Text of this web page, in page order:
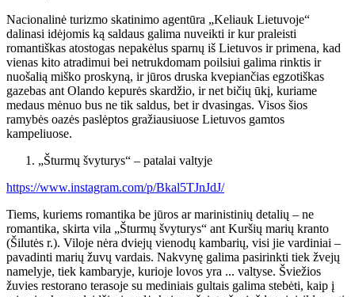
Nacionalinė turizmo skatinimo agentūra „Keliauk Lietuvoje“
dalinasi idėjomis ką saldaus galima nuveikti ir kur praleisti
romantiškas atostogas nepakėlus sparnų iš Lietuvos ir primena, kad
vienas kito atradimui bei netrukdomam poilsiui galima rinktis ir
nuošalią miško proskyną, ir jūros druska kvepiančias egzotiškas
gazebas ant Olando kepurės skardžio, ir net bičių ūkį, kuriame
medaus mėnuo bus ne tik saldus, bet ir dvasingas. Visos šios
ramybės oazės paslėptos gražiausiuose Lietuvos gamtos
kampeliuose.
„Šturmų švyturys“ – patalai valtyje
https://www.instagram.com/p/Bkal5TJnJdJ/
Tiems, kuriems romantika be jūros ar marinistinių detalių – ne
romantika, skirta vila „Šturmų švyturys“ ant Kuršių marių kranto
(Šilutės r.). Viloje nėra dviejų vienodų kambarių, visi jie vardiniai –
pavadinti marių žuvų vardais. Nakvynę galima pasirinkti tiek žvejų
namelyje, tiek kambaryje, kurioje lovos yra ... valtyse. Šviežios
žuvies restorano terasoje su mediniais gultais galima stebėti, kaip į